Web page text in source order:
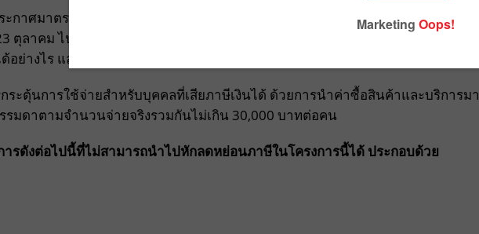
กาศมาตรการกระตุ้นการใช้จ่ายภายในประเทศออกมา 3 มาตรการ หนึ่งในนั้น คือ
ตุลาคม ไปจนถึง 31 ธันวาคม 2563 ซึ่งหลายคนอาจสงสัยว่า มาตรการดังกล่าวคือ
ย่างไร และใครสามารถใช้ได้บ้าง เราจึงสรุปมาให้เข้าใจง่าย ๆ
ระตุ้นการใช้จ่ายสำหรับบุคคลที่เสียภาษีเงินได้ ด้วยการนำค่าซื้อสินค้าและบริการมา
มดาตามจำนวนจ่ายจริงรวมกันไม่เกิน 30,000 บาทต่อคน
รดังต่อไปนี้ที่ไม่สามารถนำไปหักลดหย่อนภาษีในโครงการนี้ได้ ประกอบด้วย